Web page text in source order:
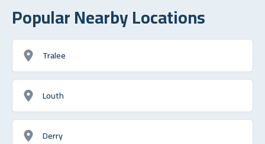
Popular Nearby Locations
Tralee
Louth
Derry